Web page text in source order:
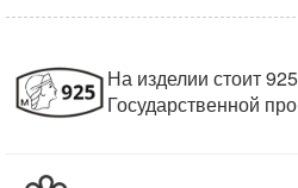
На изделии стоит
Государственной